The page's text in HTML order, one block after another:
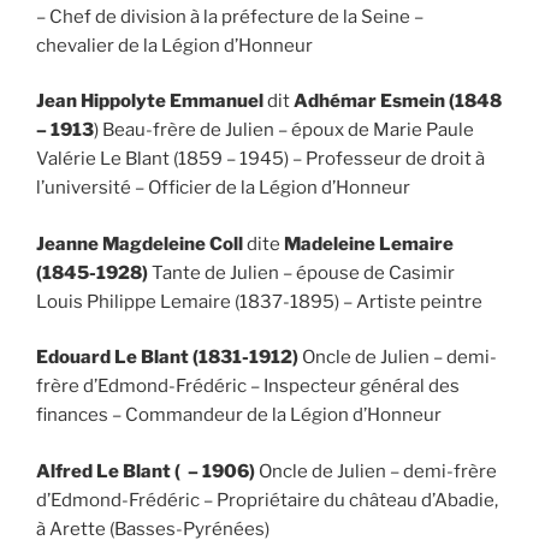
– Chef de division à la préfecture de la Seine –
chevalier de la Légion d’Honneur
Jean Hippolyte EmmanuelditAdhémar Esmein (1848
– 1913) Beau-frère de Julien – époux de Marie Paule
Valérie Le Blant (1859 – 1945) – Professeur de droit à
l’université – Officier de la Légion d’Honneur
Jeanne Magdeleine Colldite Madeleine Lemaire
(1845-1928)Tante de Julien – épouse de Casimir
Louis Philippe Lemaire (1837-1895) – Artiste peintre
Edouard Le Blant (1831-1912) Oncle de Julien – demi-
frère d’Edmond-Frédéric – Inspecteur général des
finances – Commandeur de la Légion d’Honneur
Alfred Le Blant ( – 1906) Oncle de Julien – demi-frère
d’Edmond-Frédéric – Propriétaire du château d’Abadie,
à Arette (Basses-Pyrénées)